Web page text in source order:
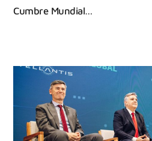
Cumbre Mundial…